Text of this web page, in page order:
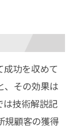
成功を収めて
、その効果は
は技術解説記
規顧客の獲得